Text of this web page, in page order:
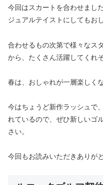
今回はスカートを合わせまし
ジュアルテイストにしてもお
合わせるもの次第で様々なス
から、たくさん活躍してくれ
春は、おしゃれが一層楽しく
今はちょうど新作ラッシュで
れているので、ぜひ新しいゴ
さい。
今回もお読みいただきありが